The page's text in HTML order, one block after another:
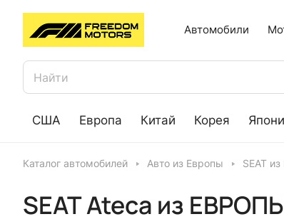
Автомобили
США Европа Китай Корея
Каталог автомобилей Авто из Европы SEAT
SEAT Ateca из